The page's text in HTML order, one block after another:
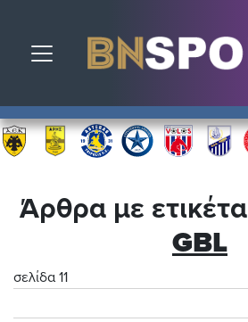
Toggle navigation
Άρθρα με ετικέτα
GBL
σελίδα 11